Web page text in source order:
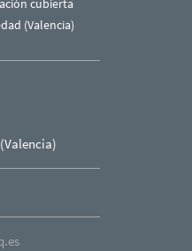
cubierta
(Valencia)